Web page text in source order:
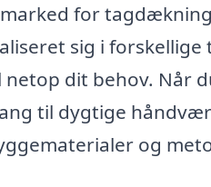
for
sig i
netop dit behov. Når
til dygtige
og